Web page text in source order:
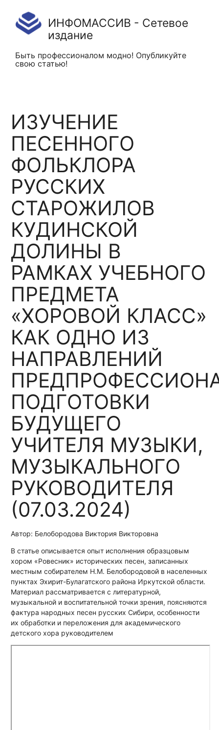
ИНФОМАССИВ - Сетевое
издание
Быть профессионалом модно! Опубликуйте
свою статью!
ИЗУЧЕНИЕ
ПЕСЕННОГО
ФОЛЬКЛОРА
РУССКИХ
СТАРОЖИЛОВ
КУДИНСКОЙ
ДОЛИНЫ В
РАМКАХ УЧЕБНОГО
ПРЕДМЕТА
«ХОРОВОЙ КЛАСС»
КАК ОДНО ИЗ
НАПРАВЛЕНИЙ
ПОДГОТОВКИ
БУДУЩЕГО
УЧИТЕЛЯ МУЗЫКИ,
МУЗЫКАЛЬНОГО
РУКОВОДИТЕЛЯ
(07.03.2024)
Автор: Белобородова Виктория Викторовна
В статье описывается опыт исполнения образцовым
хором «Ровесник» исторических песен, записанных
местным собирателем Н.М. Белобородовой в населенных
пунктах Эхирит-Булагатского района Иркутской области.
Материал рассматривается с литературной,
музыкальной и воспитательной точки зрения, поясняются
фактура народных песен русских Сибири, особенности
их обработки и переложения для академического
детского хора руководителем